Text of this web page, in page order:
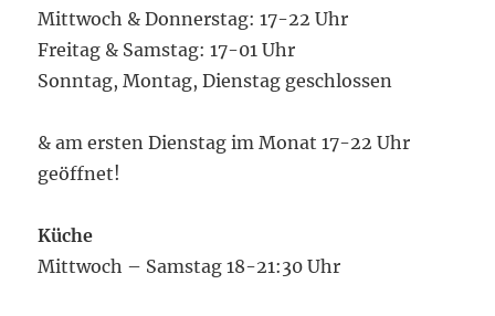
Mittwoch & Donnerstag: 17-22 Uhr
Freitag & Samstag: 17-01 Uhr
Sonntag, Montag, Dienstag geschlossen
& am ersten Dienstag im Monat 17-22 Uhr
geöffnet!
Küche
Mittwoch – Samstag 18-21:30 Uhr